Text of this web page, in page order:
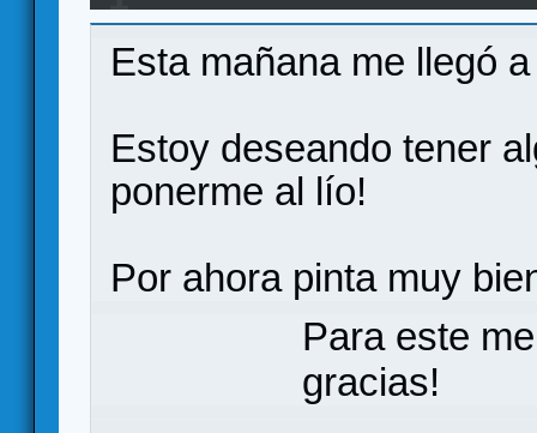
Batallas Napoleónicas en la Península
Esta mañana me llegó
Estoy deseando tener
ponerme al lío!
Por ahora pinta muy
Para este
gracias!